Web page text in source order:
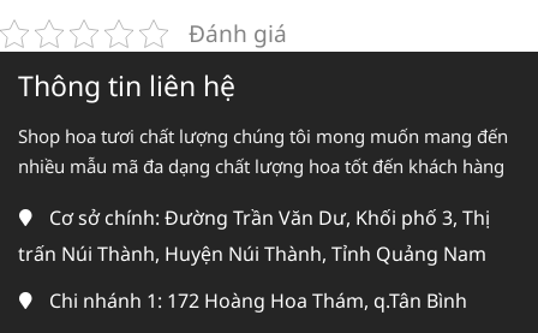
Đánh giá
Thông tin liên hệ
Shop hoa tươi chất lượng chúng tôi mong muốn mang đến
nhiều mẫu mã đa dạng chất lượng hoa tốt đến khách hàng
Cơ sở chính: Đường Trần Văn Dư, Khối phố 3, Thị
trấn Núi Thành, Huyện Núi Thành, Tỉnh Quảng Nam
Chi nhánh 1: 172 Hoàng Hoa Thám, q.Tân Bình